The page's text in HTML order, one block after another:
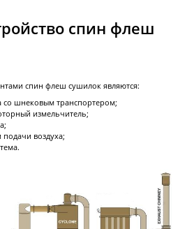
реакторы
давления
реактор с модулем
приводом
давления
Далее
спин флеш
спин флеш сушилок являются:
со шнековым транспортером;
измельчитель;
подачи воздуха;